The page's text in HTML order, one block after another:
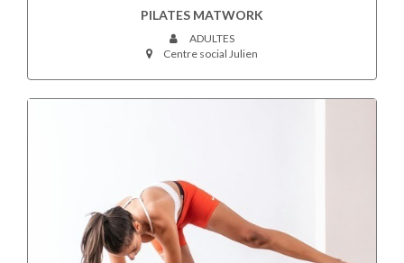
PILATES MATWORK
ADULTES
Centre social Julien